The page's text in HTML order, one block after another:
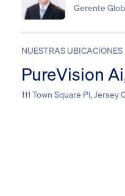
Gerente
NUESTRAS UBICACIONES
PureVision
111 Town Square Pl, Jersey